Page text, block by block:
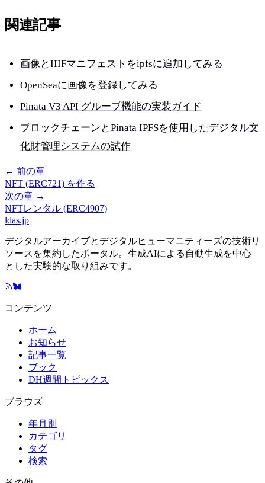
関連記事
画像とIIIFマニフェストをipfsに追加してみる
OpenSeaに画像を登録してみる
Pinata V3 API グループ機能の実装ガイド
ブロックチェーンとPinata IPFSを使用したデジタル文
化財管理システムの試作
← 前の章
NFT (ERC721) を作る
次の章 →
NFTレンタル (ERC4907)
ldas.jp
デジタルアーカイブとデジタルヒューマニティーズの技術リ
ソースを集約したポータル。生成AIによる自動生成を中心
とした実験的な取り組みです。
コンテンツ
ホーム
お知らせ
記事一覧
ブック
DH週間トピックス
ブラウズ
年月別
カテゴリ
タグ
検索